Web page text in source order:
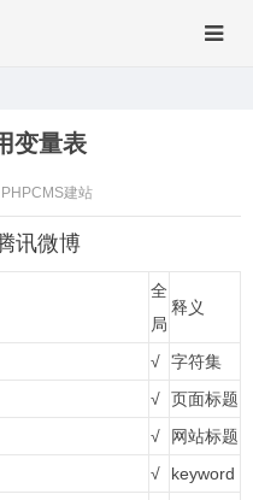
变量表
PHPCMS建站
讯微博
全
局
释义
√ 字符集
√ 页面标题
√
网站标题
√ keyword